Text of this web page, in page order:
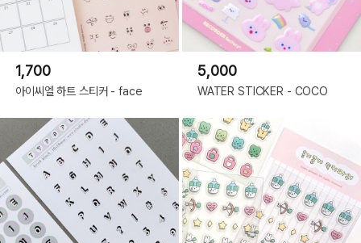
1,700
아이씨엘 하트 스티커 - face
5,000
WATER STICKER - COCO